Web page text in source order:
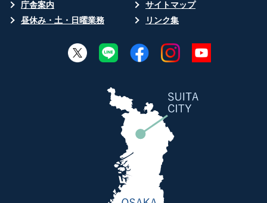
庁舎案内
サイトマップ
昼休み・土・日曜業務
リンク集